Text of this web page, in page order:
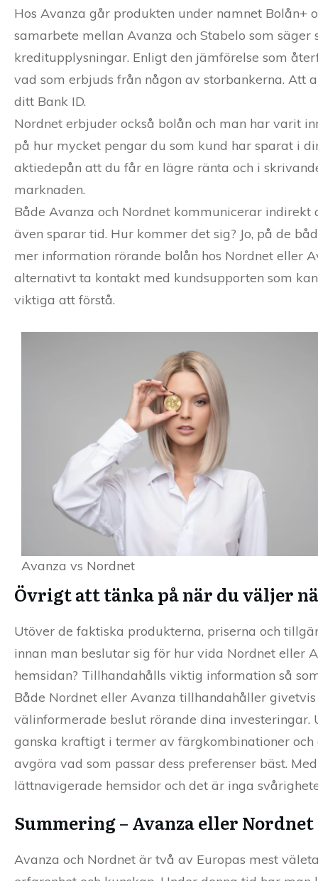
Hos Avanza går produkten under namnet Bolån+
samarbete mellan Avanza och Stabelo som
kreditupplysningar. Enligt den jämförelse som
vad som erbjuds från någon av storbankerna. Att
ditt Bank ID.
Nordnet erbjuder också bolån och man har varit
på hur mycket pengar du som kund har sparat i
aktiedepån att du får en lägre ränta och i
marknaden.
Både Avanza och Nordnet kommunicerar
även sparar tid. Hur kommer det sig? Jo, på de
mer information rörande bolån hos Nordnet eller
alternativt ta kontakt med kundsupporten som
viktiga att förstå.
Avanza vs Nordnet
Övrigt att tänka på när du väljer
Utöver de faktiska produkterna, priserna och
innan man beslutar sig för hur vida Nordnet eller
hemsidan? Tillhandahålls viktig information så
Både Nordnet eller Avanza tillhandahåller
välinformerade beslut rörande dina
ganska kraftigt i termer av färgkombinationer
avgöra vad som passar dess preferenser bäst.
lättnavigerade hemsidor och det är inga
Summering – Avanza eller Nordnet
Avanza och Nordnet är två av Europas mest